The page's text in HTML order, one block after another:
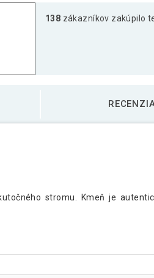
cm
138 zákazníkov zakúpilo
stromu. Kmeň je